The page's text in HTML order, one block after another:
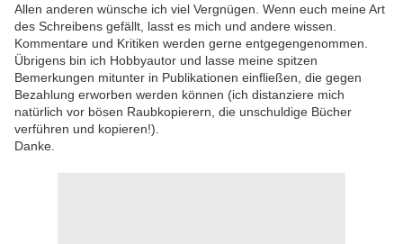
Allen anderen wünsche ich viel Vergnügen. Wenn euch meine Art
des Schreibens gefällt, lasst es mich und andere wissen.
Kommentare und Kritiken werden gerne entgegengenommen.
Übrigens bin ich Hobbyautor und lasse meine spitzen
Bemerkungen mitunter in Publikationen einfließen, die gegen
Bezahlung erworben werden können (ich distanziere mich
natürlich vor bösen Raubkopierern, die unschuldige Bücher
verführen und kopieren!).
Danke.